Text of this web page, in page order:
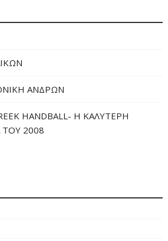
ΑΝΔΡΩΝ
HANDBALL- H ΚΑΛΥΤΕΡΗ
2008